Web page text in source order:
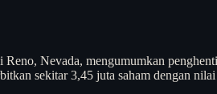
Reno, Nevada, mengumumkan
sekitar 3,45 juta saham dengan